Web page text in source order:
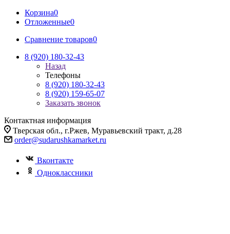
Корзина0
Отложенные0
Сравнение товаров0
8 (920) 180-32-43
Назад
Телефоны
8 (920) 180-32-43
8 (920) 159-65-07
Заказать звонок
Контактная информация
Тверская обл., г.Ржев, Муравьевский тракт, д.28
order@sudarushkamarket.ru
Вконтакте
Одноклассники